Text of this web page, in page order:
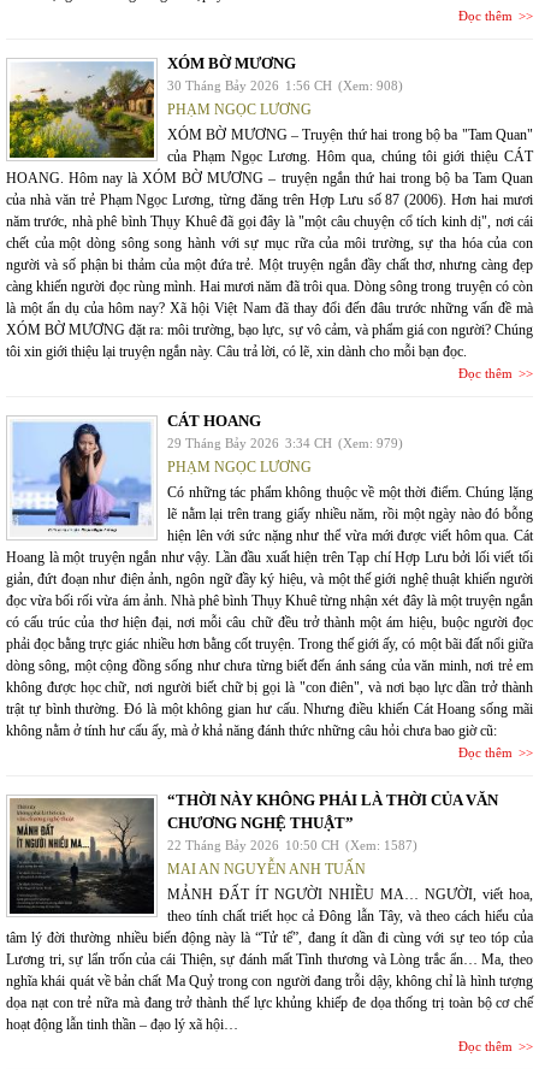
Đọc thêm
XÓM BỜ MƯƠNG
30 Tháng Bảy 2026 1:56 CH (Xem: 908)
PHẠM NGỌC LƯƠNG
XÓM BỜ MƯƠNG – Truyện thứ hai trong bộ ba "Tam Quan"
của Phạm Ngọc Lương. Hôm qua, chúng tôi giới thiệu CÁT
HOANG. Hôm nay là XÓM BỜ MƯƠNG – truyện ngắn thứ hai trong bộ ba Tam Quan
của nhà văn trẻ Phạm Ngọc Lương, từng đăng trên Hợp Lưu số 87 (2006). Hơn hai mươi
năm trước, nhà phê bình Thụy Khuê đã gọi đây là "một câu chuyện cổ tích kinh dị", nơi cái
chết của một dòng sông song hành với sự mục rữa của môi trường, sự tha hóa của con
người và số phận bi thảm của một đứa trẻ. Một truyện ngắn đầy chất thơ, nhưng càng đẹp
càng khiến người đọc rùng mình. Hai mươi năm đã trôi qua. Dòng sông trong truyện có còn
là một ẩn dụ của hôm nay? Xã hội Việt Nam đã thay đổi đến đâu trước những vấn đề mà
XÓM BỜ MƯƠNG đặt ra: môi trường, bạo lực, sự vô cảm, và phẩm giá con người? Chúng
tôi xin giới thiệu lại truyện ngắn này. Câu trả lời, có lẽ, xin dành cho mỗi bạn đọc.
Đọc thêm
CÁT HOANG
29 Tháng Bảy 2026 3:34 CH (Xem: 979)
PHẠM NGỌC LƯƠNG
Có những tác phẩm không thuộc về một thời điểm. Chúng lặng
lẽ nằm lại trên trang giấy nhiều năm, rồi một ngày nào đó bỗng
hiện lên với sức nặng như thể vừa mới được viết hôm qua. Cát
Hoang là một truyện ngắn như vậy. Lần đầu xuất hiện trên Tạp chí Hợp Lưu bởi lối viết tối
giản, đứt đoạn như điện ảnh, ngôn ngữ đầy ký hiệu, và một thế giới nghệ thuật khiến người
đọc vừa bối rối vừa ám ảnh. Nhà phê bình Thụy Khuê từng nhận xét đây là một truyện ngắn
có cấu trúc của thơ hiện đại, nơi mỗi câu chữ đều trở thành một ám hiệu, buộc người đọc
phải đọc bằng trực giác nhiều hơn bằng cốt truyện. Trong thế giới ấy, có một bãi đất nổi giữa
dòng sông, một cộng đồng sống như chưa từng biết đến ánh sáng của văn minh, nơi trẻ em
không được học chữ, nơi người biết chữ bị gọi là "con điên", và nơi bạo lực dần trở thành
trật tự bình thường. Đó là một không gian hư cấu. Nhưng điều khiến Cát Hoang sống mãi
không nằm ở tính hư cấu ấy, mà ở khả năng đánh thức những câu hỏi chưa bao giờ cũ:
Đọc thêm
“THỜI NÀY KHÔNG PHẢI LÀ THỜI CỦA VĂN
CHƯƠNG NGHỆ THUẬT”
22 Tháng Bảy 2026 10:50 CH (Xem: 1587)
MAI AN NGUYỄN ANH TUẤN
MẢNH ĐẤT ÍT NGƯỜI NHIỀU MA… NGƯỜI, viết hoa,
theo tính chất triết học cả Đông lẫn Tây, và theo cách hiểu của
tâm lý đời thường nhiều biến động này là “Tử tế”, đang ít dần đi cùng với sự teo tóp của
Lương tri, sự lẩn trốn của cái Thiện, sự đánh mất Tình thương và Lòng trắc ẩn… Ma, theo
nghĩa khái quát về bản chất Ma Quỷ trong con người đang trỗi dậy, không chỉ là hình tượng
dọa nạt con trẻ nữa mà đang trở thành thế lực khủng khiếp đe dọa thống trị toàn bộ cơ chế
hoạt động lẫn tinh thần – đạo lý xã hội…
Đọc thêm